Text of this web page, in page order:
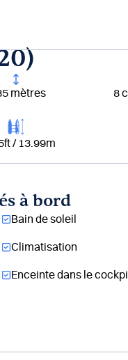
Louer
mètres 8
/ 13.99m
à bord
Bain de soleil
Climatisation
Enceinte dans le